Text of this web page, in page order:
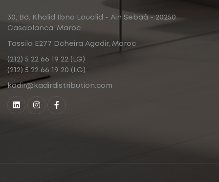
30, Bd. Khalid Ibno Loualid - Ain Sebaâ - 20250
Casablanca, Maroc
Tassila E277 Dcheira Agadir, Maroc
(212) 5 22 66 19 22 (LG)
(212) 5 22 66 19 20 (LG)
kadir@kadirdistribution.com